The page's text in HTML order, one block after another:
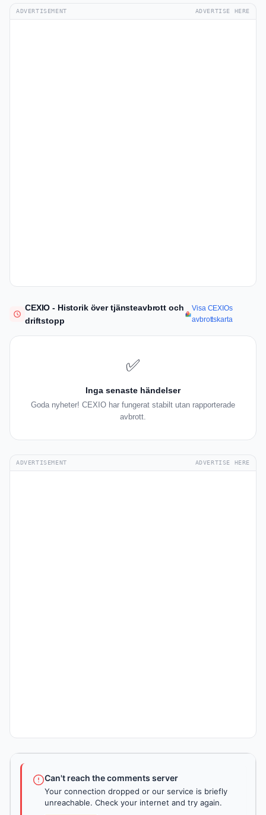
ADVERTISEMENT ADVERTISE HERE
CEXIO - Historik över tjänsteavbrott och
driftstopp
Visa CEXIOs
avbrottskarta
✅
Inga senaste händelser
Goda nyheter! CEXIO har fungerat stabilt utan rapporterade
avbrott.
ADVERTISEMENT ADVERTISE HERE
Can't reach the comments server
Your connection dropped or our service is briefly
unreachable. Check your internet and try again.